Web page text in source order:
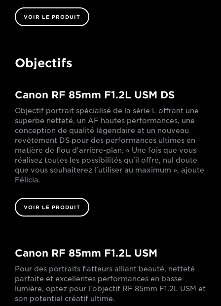
VOIR LE PRODUIT
Objectifs
Canon RF 85mm F1.2L USM DS
Objectif portrait spécialisé de la série L offrant une
superbe netteté, un AF hautes performances, une
conception de qualité légendaire et un nouveau
revêtement DS pour des performances ultimes en
matière de flou d'arrière-plan. « Une fois que vous
réalisez toutes les possibilités qu'il offre, nul doute
que vous souhaiterez l'utiliser au maximum », ajoute
Félicia.
VOIR LE PRODUIT
Canon RF 85mm F1.2L USM
Pour des portraits flatteurs alliant beauté, netteté
parfaite et excellentes performances en basse
lumière, optez pour l'objectif RF 85mm F1.2L USM et
son potentiel créatif ultime.